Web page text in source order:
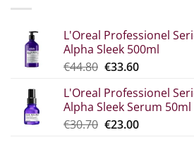
L'Oreal Professionel
Alpha Sleek 500ml
€44.80 Original
was:
€44.80.
€33.60Η
τιμή
είναι:
€33.60.
L'Oreal Professionel
Alpha Sleek Serum 50ml
€30.70 Original
€23.00Η